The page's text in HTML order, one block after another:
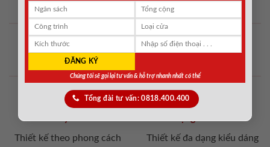
Chúng tôi sẽ gọi lại tư vấn & hỗ trợ nhanh nhất có thể
Tổng đài tư vấn: 0818.400.400
Tại sao chọn cửa chống cháy tại
SaiGonDoor ?
Thiết kế theo phong cách
Thiết kế đa dạng kiểu dáng